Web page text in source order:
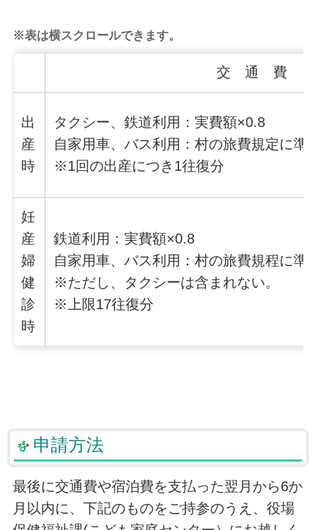
※表は横スクロールできます。
交 通 費
出
産
時
タクシー、鉄道利用：実費額×0.8
自家用車、バス利用：村の旅費規定に準
※1回の出産につき1往復分
妊
産
婦
健
診
時
鉄道利用：実費額×0.8
自家用車、バス利用：村の旅費規程に準
※ただし、タクシーは含まれない。
※上限17往復分
申請方法
最後に交通費や宿泊費を支払った翌月から6か
月以内に、下記のものをご持参のうえ、役場